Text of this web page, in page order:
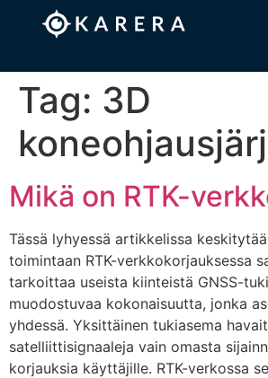
Tag: 3D
Mikä on RTK-
Tässä lyhyessä artikkelissa
toimintaan RTK-verkkokorjauksessa
tarkoittaa useista kiinteistä GNSS-
muodostuvaa kokonaisuutta, jonka
yhdessä. Yksittäinen tukiasema
satelliittisignaaleja vain omasta
korjauksia käyttäjille. RTK-verkossa